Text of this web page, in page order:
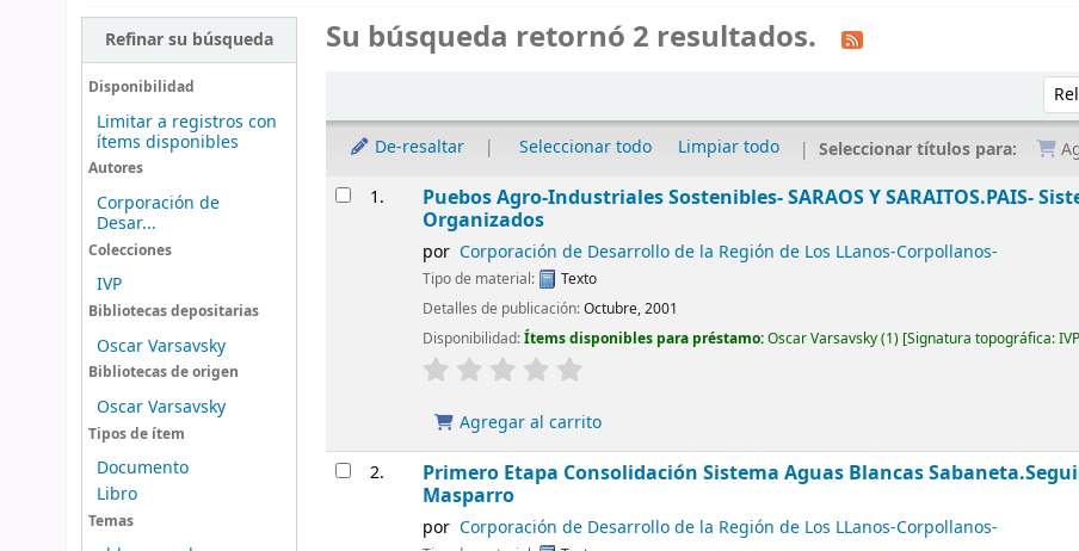
Refinar su búsqueda
Disponibilidad
Limitar a registros con
ítems disponibles
Autores
Corporación de
Desar...
Colecciones
IVP
Bibliotecas depositarias
Oscar Varsavsky
Bibliotecas de origen
Oscar Varsavsky
Tipos de ítem
Documento
Libro
Temas
Su búsqueda retornó 2 resultados.
De-resaltar Seleccionar todo Limpiar todo Seleccionar títulos para:
Resultados
1.
Puebos Agro-Industriales Sostenibles- SARAOS Y SARAITOS.PAIS-
Organizados
por Corporación de Desarrollo de la Región de Los LLanos-Corpollanos-
Tipo de material:
Texto
Detalles de publicación:Octubre, 2001
Disponibilidad:Ítems disponibles para préstamo:Oscar Varsavsky(1) Signatura topográfica:
Agregar al carrito
2.
Primero Etapa Consolidación Sistema Aguas Blancas
Masparro
por Corporación de Desarrollo de la Región de Los LLanos-Corpollanos-